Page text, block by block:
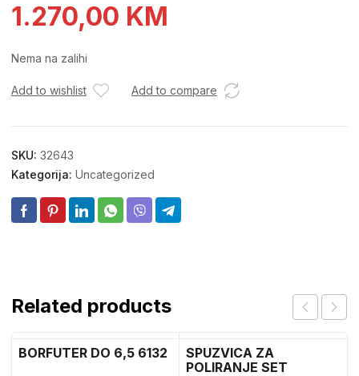
1.270,00 KM
Nema na zalihi
Add to wishlist Add to compare
SKU: 32643
Kategorija: Uncategorized
Related products
BORFUTER DO 6,5 6132
SPUZVICA ZA
POLIRANJE SET